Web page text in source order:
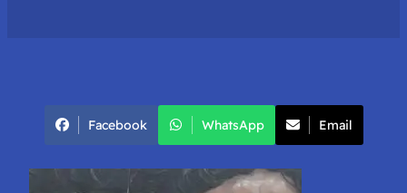
Facebook WhatsApp Email